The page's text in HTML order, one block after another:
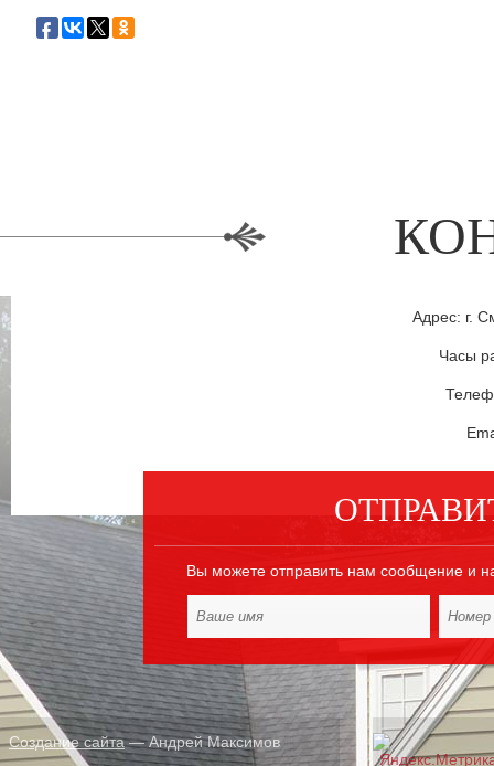
Адрес: г.
Часы
Вы можете отправить нам сообщение и
Создание сайта— Андрей Максимов